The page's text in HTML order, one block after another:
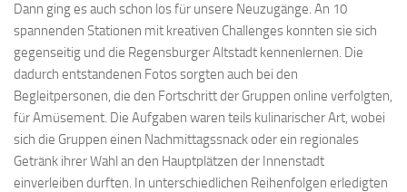
Dann ging es auch schon los für unsere Neuzugänge. An 10
spannenden Stationen mit kreativen Challenges konnten sie sich
gegenseitig und die Regensburger Altstadt kennenlernen. Die
dadurch entstandenen Fotos sorgten auch bei den
Begleitpersonen, die den Fortschritt der Gruppen online verfolgten,
für Amüsement. Die Aufgaben waren teils kulinarischer Art, wobei
sich die Gruppen einen Nachmittagssnack oder ein regionales
Getränk ihrer Wahl an den Hauptplätzen der Innenstadt
einverleiben durften. In unterschiedlichen Reihenfolgen erledigten